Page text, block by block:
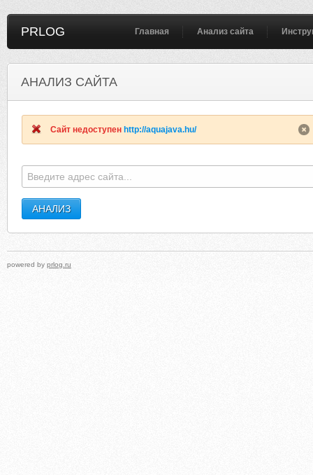
PRLOG Главная Анализ сайта
АНАЛИЗ САЙТА
Сайт недоступен http://aquajava.hu/
powered by prlog.ru